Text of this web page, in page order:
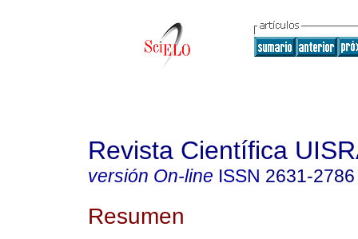
Revista Científica
versión On-line ISSN 2631-2786
Resumen